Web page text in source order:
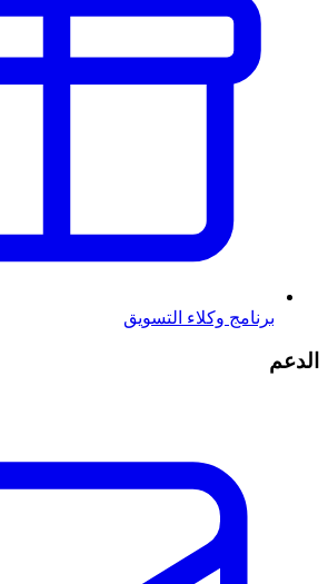
برنامج وكلاء التسويق
الدعم